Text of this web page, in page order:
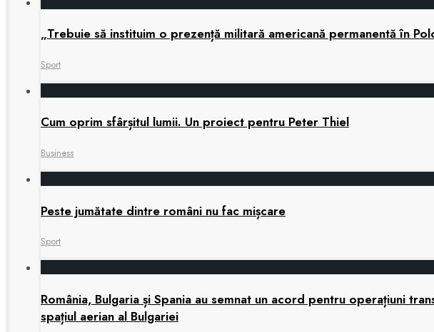
„Trebuie să instituim o prezență militară americană permanentă în
Sport
Cum oprim sfârșitul lumii. Un proiect pentru Peter Thiel
Business
Peste jumătate dintre români nu fac mișcare
Sport
România, Bulgaria și Spania au semnat un acord pentru operațiuni
spațiul aerian al Bulgariei